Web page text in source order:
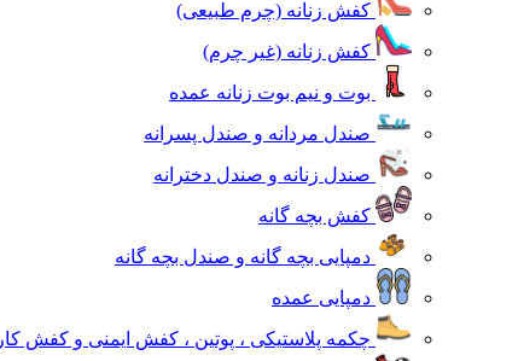
کفش زنانه (چرم طبیعی)
کفش زنانه (غیر چرم)
بوت و نیم بوت زنانه عمده
صندل مردانه و صندل پسرانه
صندل زنانه و صندل دخترانه
کفش بچه گانه
دمپایی بچه گانه و صندل بچه گانه
دمپایی عمده
چکمه پلاستیکی ، پوتین ، کفش ایمنی و کفش کار